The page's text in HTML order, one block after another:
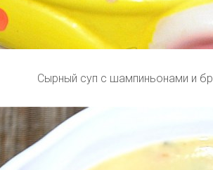
Сырный суп с шампиньонами и